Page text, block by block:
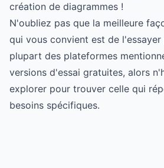
création de diagrammes !
N'oubliez pas que la meilleure
qui vous convient est de l'essayer
plupart des plateformes
versions d'essai gratuites, alors
explorer pour trouver celle qui
besoins spécifiques.